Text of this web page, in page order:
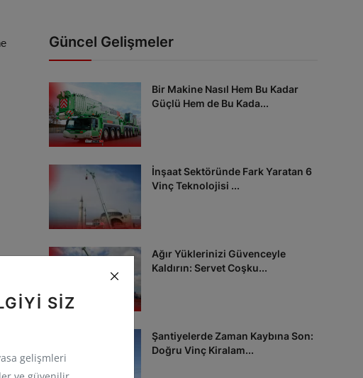
SIZ
gelişmleri
Güncel Gelişmeler
Bir Makine Nasıl Hem Bu Kadar
Güçlü Hem de Bu Kada...
İnşaat Sektöründe Fark Yaratan 6
Vinç Teknolojisi ...
Ağır Yüklerinizi Güvenceyle
Kaldırın: Servet Coşku...
Şantiyelerde Zaman Kaybına Son:
Doğru Vinç Kiralam...